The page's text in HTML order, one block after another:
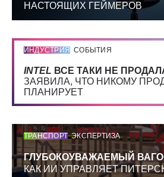
НАСТОЯЩИХ ГЕЙМЕРОВ
ИНДУСТРИЯ СОБЫТИЯ
INTEL ВСЕ ТАКИ НЕ
ЗАЯВИЛА, ЧТО НИКОМУ
ПЛАНИРУЕТ
ТРАНСПОРТ ЭКСПЕРТИЗА
ГЛУБОКОУВАЖАЕМЫЙ
КАК ИИ УПРАВЛЯЕТ